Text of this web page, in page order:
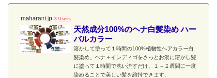
maharani.jp 3 Users
天然成分100%のヘナ白髪染め ハー
バルカラー
溶かして塗って１時間の100%植物性ヘアカラー白
髪染め。ヘナ＋インディゴをさっとお湯に溶かし髪
に塗って１時間で洗い流すだけ。１～２週間に一度
染めることで美しい髪を維持できます。